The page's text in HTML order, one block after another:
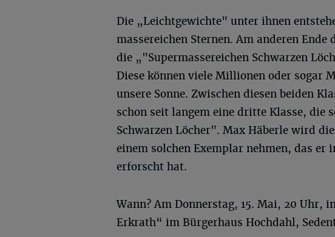
Die „Leichtgewichte" unter ihnen
massereichen Sternen. Am anderen
die „"Supermassereichen Schwarzen
Diese können viele Millionen oder sogar
unsere Sonne. Zwischen diesen beiden
schon seit langem eine dritte Klasse, die
Schwarzen Löcher". Max Häberle wird
einem solchen Exemplar nehmen, das er
erforscht hat.
Wann? Am Donnerstag, 15. Mai, 20 Uhr,
Erkrath“ im Bürgerhaus Hochdahl,